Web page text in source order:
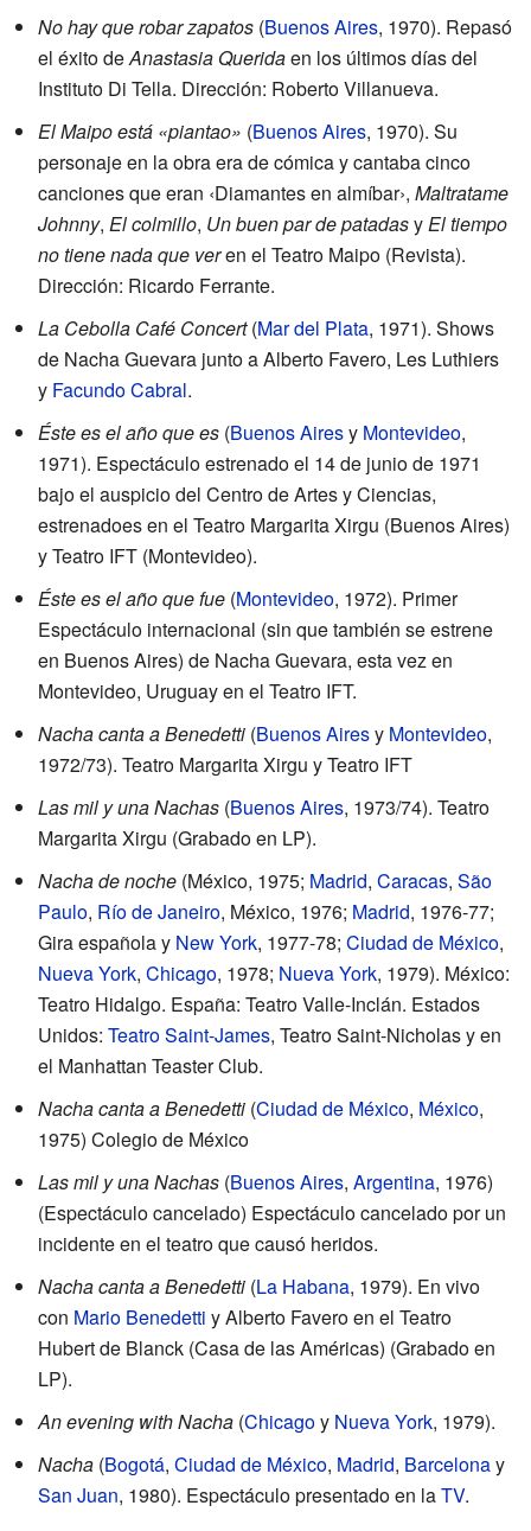
No hay que robar zapatos (Buenos Aires, 1970). Repasó
el éxito deAnastasia Queridaen los últimos días del
Instituto Di Tella. Dirección: Roberto Villanueva.
El Maipo está «piantao» (Buenos Aires, 1970). Su
personaje en la obra era de cómica y cantaba cinco
canciones que eran ‹Diamantes en almíbar›, Maltratame
Johnny, El colmillo, Un buen par de patadasyEl tiempo
no tiene nada que veren el Teatro Maipo (Revista).
Dirección: Ricardo Ferrante.
La Cebolla Café Concert(Mar del Plata, 1971). Shows
de Nacha Guevara junto a Alberto Favero, Les Luthiers
y Facundo Cabral.
Éste es el año que es (Buenos Airesy Montevideo,
1971). Espectáculo estrenado el 14 de junio de 1971
bajo el auspicio del Centro de Artes y Ciencias,
estrenadoes en el Teatro Margarita Xirgu (Buenos Aires)
y Teatro IFT (Montevideo).
Éste es el año que fue (Montevideo, 1972). Primer
Espectáculo internacional (sin que también se estrene
en Buenos Aires) de Nacha Guevara, esta vez en
Montevideo, Uruguay en el Teatro IFT.
Nacha canta a Benedetti (Buenos Airesy Montevideo,
1972/73). Teatro Margarita Xirgu y Teatro IFT
Las mil y una Nachas (Buenos Aires, 1973/74). Teatro
Margarita Xirgu (Grabado en LP).
Nacha de noche (México, 1975; Madrid, Caracas, São
Paulo, Río de Janeiro, México, 1976; Madrid, 1976-77;
Gira española y New York, 1977-78; Ciudad de México,
Nueva York, Chicago, 1978; Nueva York, 1979). México:
Teatro Hidalgo. España: Teatro Valle-Inclán. Estados
Unidos: Teatro Saint-James, Teatro Saint-Nicholas y en
el Manhattan Teaster Club.
Nacha canta a Benedetti (Ciudad de México, México,
1975) Colegio de México
Las mil y una Nachas (Buenos Aires, Argentina, 1976)
(Espectáculo cancelado) Espectáculo cancelado por un
incidente en el teatro que causó heridos.
Nacha canta a Benedetti (La Habana, 1979). En vivo
con Mario Benedetti y Alberto Favero en el Teatro
Hubert de Blanck (Casa de las Américas) (Grabado en
LP).
An evening with Nacha (Chicagoy Nueva York, 1979).
Nacha (Bogotá, Ciudad de México, Madrid, Barcelonay
San Juan, 1980). Espectáculo presentado en laTV.